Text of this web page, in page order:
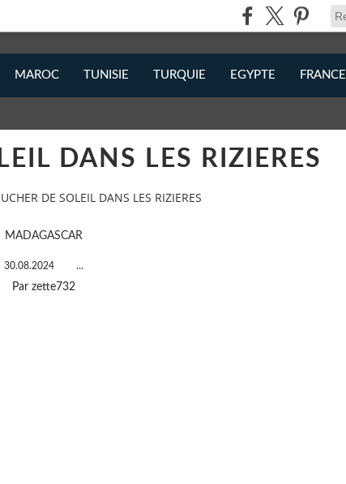
MAROC TUNISIE TURQUIE EGYPTE FRANCE
DANS LES RIZIERES
DE SOLEIL DANS LES RIZIERES
MADAGASCAR
30.08.2024 …
Par zette732